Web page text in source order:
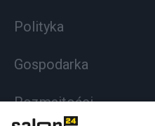
Polityka
Gospodarka
Rozmaitości